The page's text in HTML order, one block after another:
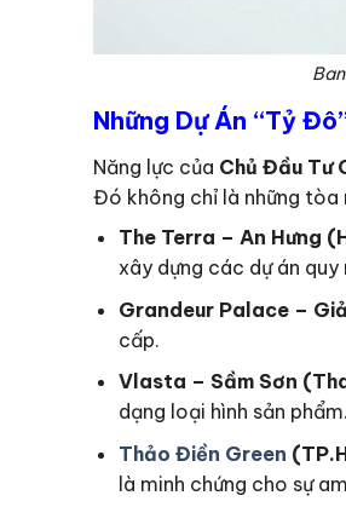
Những Dự Án “Tỷ
Năng lực của Chủ Đầu Tư
Đó không chỉ là những tòa
The Terra – An Hưng
xây dựng các dự án quy
Grandeur Palace –
cấp.
Vlasta – Sầm Sơn
dạng loại hình sản phẩm.
Thảo Điền Green
là minh chứng cho sự